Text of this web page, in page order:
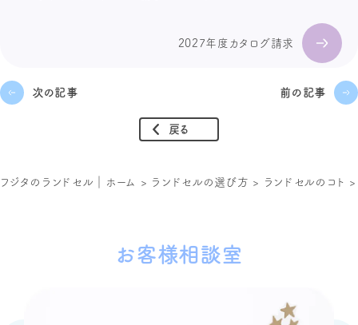
2027年度カタログ請求
次の記事 前の記事
戻る
フジタのランドセル｜ホーム > ランドセルの選び方 > ランドセルのコト
お客様相談室